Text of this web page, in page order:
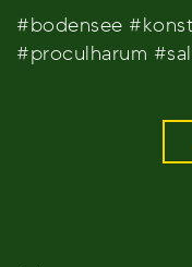
#bodensee
#proculharum